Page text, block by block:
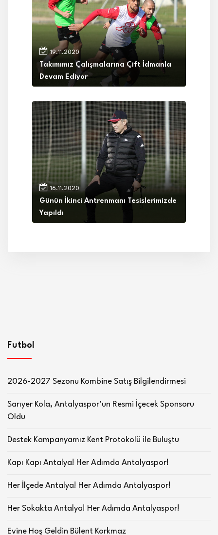
19.11.2020
Takımımız Çalışmalarına Çift İdmanla
Devam Ediyor
16.11.2020
Günün İkinci Antrenmanı Tesislerimizde
Yapıldı
Futbol
2026-2027 Sezonu Kombine Satış Bilgilendirmesi
Sarıyer Kola, Antalyaspor’un Resmi İçecek Sponsoru
Oldu
Destek Kampanyamız Kent Protokolü ile Buluştu
Kapı Kapı Antalya! Her Adımda Antalyaspor!
Her İlçede Antalya! Her Adımda Antalyaspor!
Her Sokakta Antalya! Her Adımda Antalyaspor!
Evine Hoş Geldin Bülent Korkmaz